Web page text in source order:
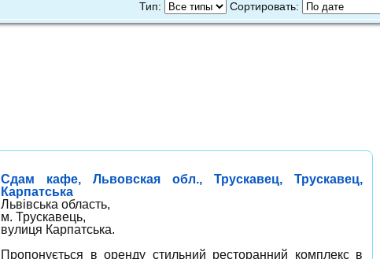
Тип: Сортировать:
Сдам кафе, Львовская обл., Трускавец, Трускавец,
Карпатська
Львівська область,
м. Трускавець,
вулиця Карпатська.
Пропонується в оренду стильний ресторанний комплекс в